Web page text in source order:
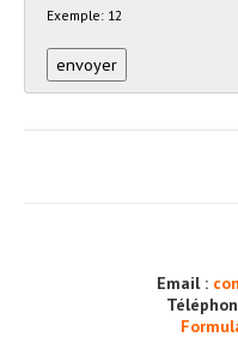
Exemple: 12
Email :